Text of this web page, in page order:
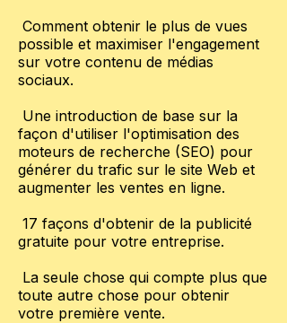
Comment obtenir le plus de vues
possible et maximiser l'engagement
sur votre contenu de médias
sociaux.
Une introduction de base sur la
façon d'utiliser l'optimisation des
moteurs de recherche (SEO) pour
générer du trafic sur le site Web et
augmenter les ventes en ligne.
17 façons d'obtenir de la publicité
gratuite pour votre entreprise.
La seule chose qui compte plus que
toute autre chose pour obtenir
votre première vente.